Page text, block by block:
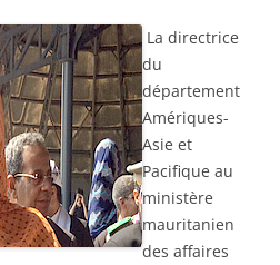
La directrice
du
département
Amériques-
Asie et
Pacifique au
ministère
mauritanien
des affaires